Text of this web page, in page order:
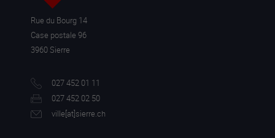
Rue du Bourg 14
Case postale 96
3960 Sierre
027 452 01 11
027 452 02 50
ville[at]sierre.ch